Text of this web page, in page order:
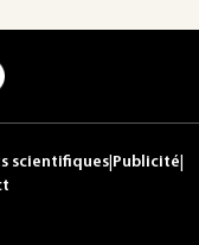
scientifiques Publicité